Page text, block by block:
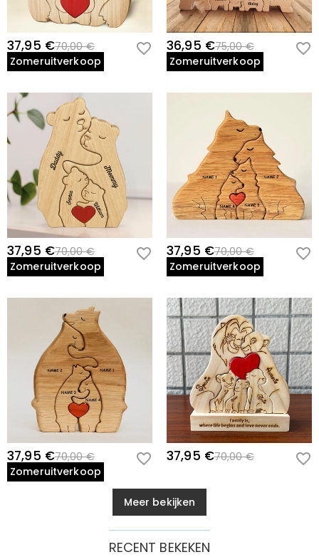
37,95 €70,00 €
Zomeruitverkoop
36,95 €75,00 €
Zomeruitverkoop
37,95 €70,00 €
Zomeruitverkoop
37,95 €70,00 €
Zomeruitverkoop
37,95 €70,00 €
Zomeruitverkoop
37,95 €70,00 €
Meer bekijken
RECENT BEKEKEN